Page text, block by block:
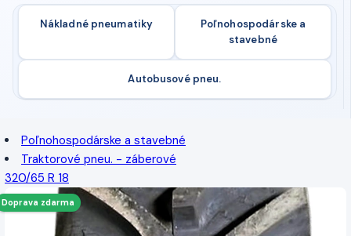
Nákladné pneumatiky
Poľnohospodárske a
stavebné
Autobusové pneu.
Poľnohospodárske a stavebné
Traktorové pneu. - záberové
320/65 R 18
Doprava zdarma